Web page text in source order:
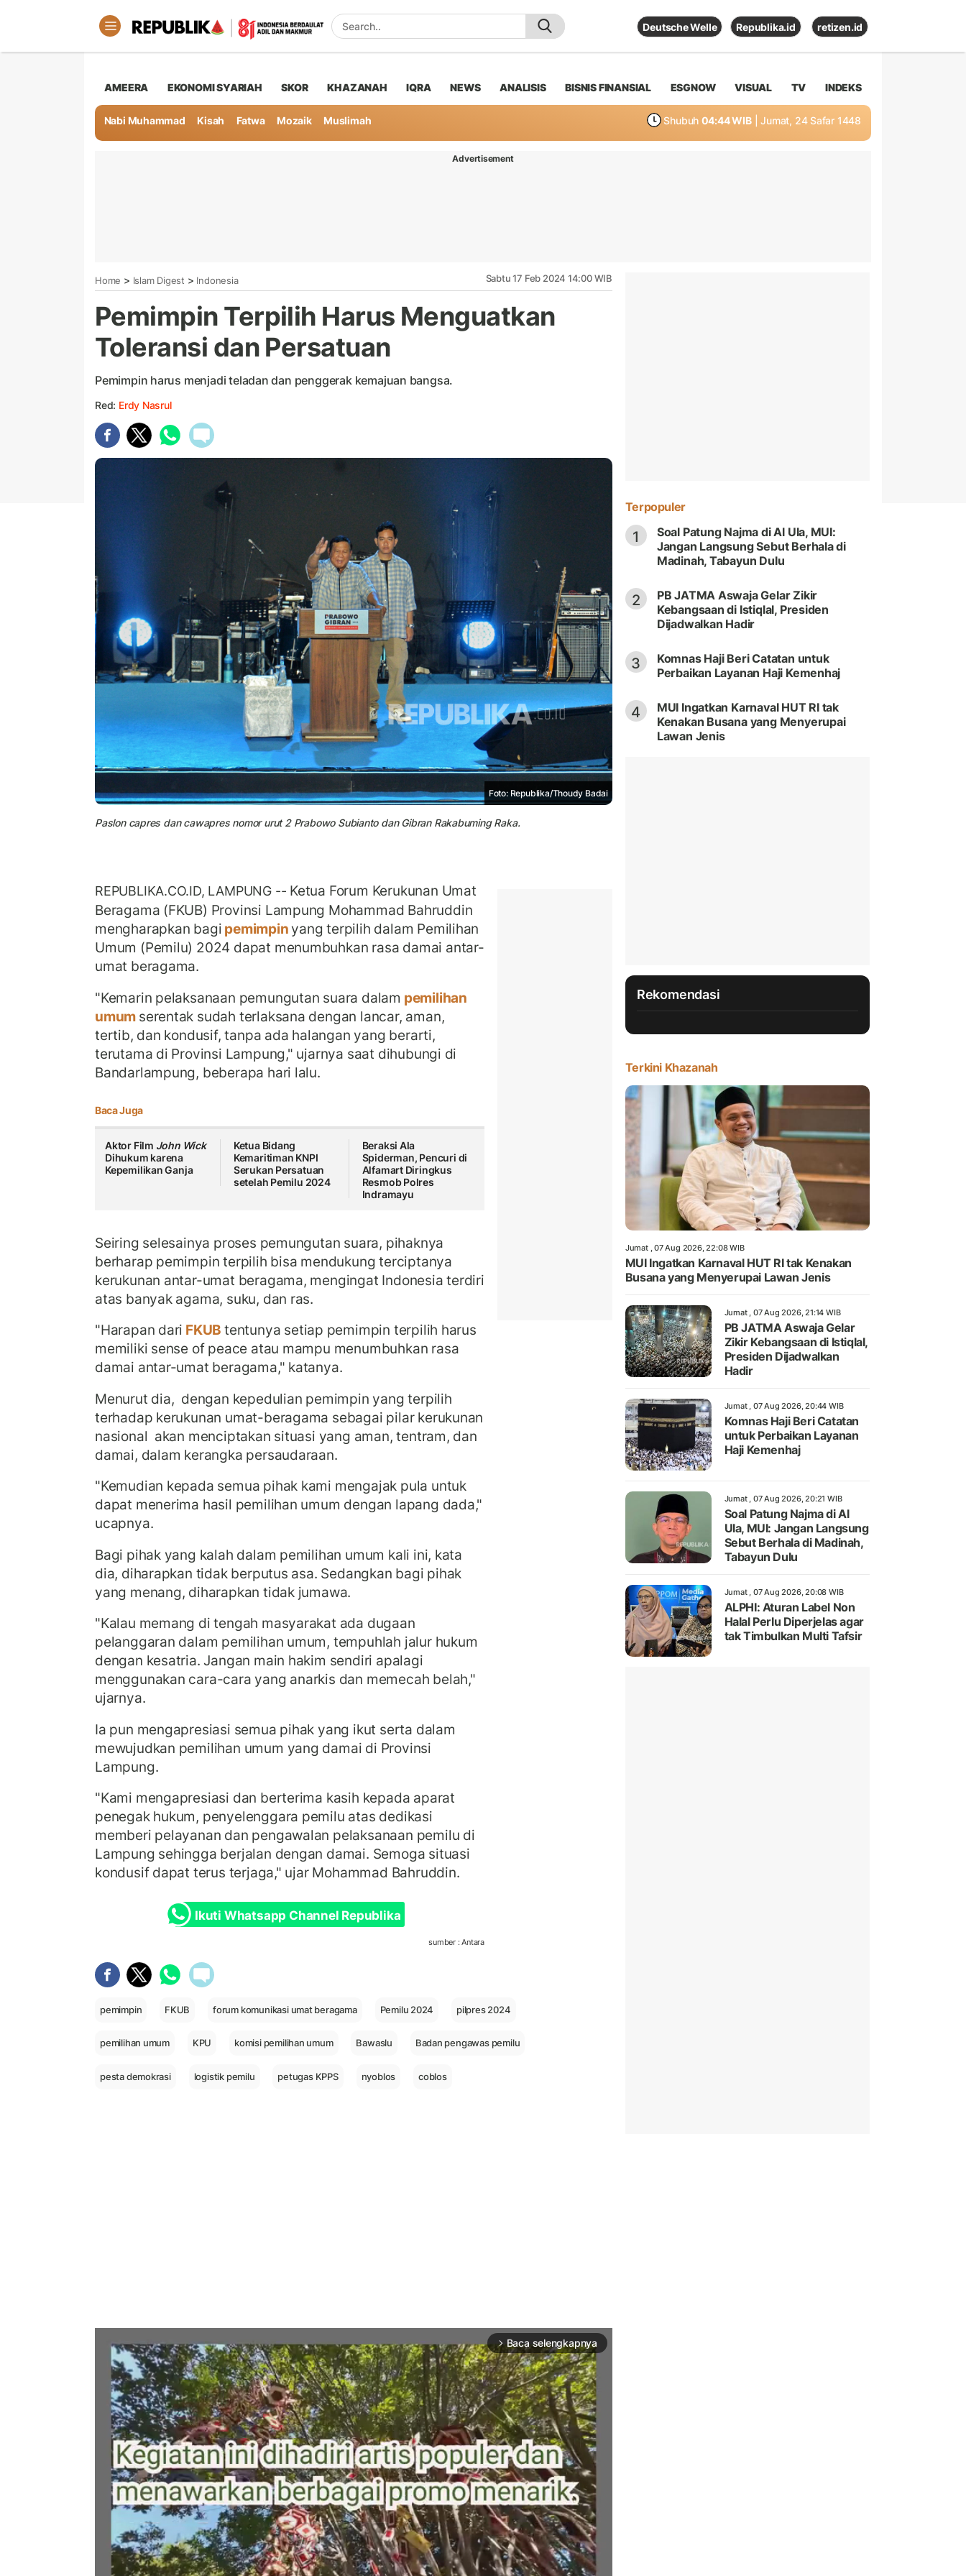
Deutsche Welle Republika.id retizen.id
AMEERA EKONOMI SYARIAH SKOR KHAZANAH IQRA NEWS ANALISIS BISNIS FINANSIAL ESGNOW VISUAL TV INDEKS
Nabi Muhammad Kisah Fatwa Mozaik Muslimah Shubuh 04:44 WIB | Jumat, 24 Safar 1448
Advertisement
Home > Islam Digest > Indonesia Sabtu 17 Feb 2024 14:00 WIB
Pemimpin Terpilih Harus Menguatkan
Toleransi dan Persatuan
Pemimpin harus menjadi teladan dan penggerak kemajuan bangsa.
Red: Erdy Nasrul
Foto: Republika/Thoudy Badai
Paslon capres dan cawapres nomor urut 2 Prabowo Subianto dan Gibran Rakabuming Raka.
REPUBLIKA.CO.ID, LAMPUNG -- Ketua Forum Kerukunan Umat
Beragama (FKUB) Provinsi Lampung Mohammad Bahruddin
mengharapkan bagi pemimpin yang terpilih dalam Pemilihan
Umum (Pemilu) 2024 dapat menumbuhkan rasa damai antar-
umat beragama.
"Kemarin pelaksanaan pemungutan suara dalam pemilihan
umum serentak sudah terlaksana dengan lancar, aman,
tertib, dan kondusif, tanpa ada halangan yang berarti,
terutama di Provinsi Lampung," ujarnya saat dihubungi di
Bandarlampung, beberapa hari lalu.
Baca Juga
Aktor Film John Wick
Dihukum karena
Kepemilikan Ganja
Ketua Bidang
Kemaritiman KNPI
Serukan Persatuan
setelah Pemilu 2024
Beraksi Ala
Spiderman, Pencuri di
Alfamart Diringkus
Resmob Polres
Indramayu
Seiring selesainya proses pemungutan suara, pihaknya
berharap pemimpin terpilih bisa mendukung terciptanya
kerukunan antar-umat beragama, mengingat Indonesia terdiri
atas banyak agama, suku, dan ras.
"Harapan dari FKUBtentunya setiap pemimpin terpilih harus
memiliki sense of peace atau mampu menumbuhkan rasa
damai antar-umat beragama," katanya.
Menurut dia, dengan kepedulian pemimpin yang terpilih
terhadap kerukunan umat-beragama sebagai pilar kerukunan
nasional akan menciptakan situasi yang aman, tentram, dan
damai, dalam kerangka persaudaraan.
"Kemudian kepada semua pihak kami mengajak pula untuk
dapat menerima hasil pemilihan umum dengan lapang dada,"
ucapnya.
Bagi pihak yang kalah dalam pemilihan umum kali ini, kata
dia, diharapkan tidak berputus asa. Sedangkan bagi pihak
yang menang, diharapkan tidak jumawa.
"Kalau memang di tengah masyarakat ada dugaan
pelanggaran dalam pemilihan umum, tempuhlah jalur hukum
dengan kesatria. Jangan main hakim sendiri apalagi
menggunakan cara-cara yang anarkis dan memecah belah,"
ujarnya.
Ia pun mengapresiasi semua pihak yang ikut serta dalam
mewujudkan pemilihan umum yang damai di Provinsi
Lampung.
"Kami mengapresiasi dan berterima kasih kepada aparat
penegak hukum, penyelenggara pemilu atas dedikasi
memberi pelayanan dan pengawalan pelaksanaan pemilu di
Lampung sehingga berjalan dengan damai. Semoga situasi
kondusif dapat terus terjaga," ujar Mohammad Bahruddin.
Ikuti Whatsapp Channel Republika
sumber : Antara
pemimpin FKUB forum komunikasi umat beragama Pemilu 2024 pilpres 2024
pemilihan umum KPU komisi pemilihan umum Bawaslu Badan pengawas pemilu
pesta demokrasi logistik pemilu petugas KPPS nyoblos coblos
arrow_forward_ios Baca selengkapnya
Terpopuler
1
Soal Patung Najma di Al Ula, MUI:
Jangan Langsung Sebut Berhala di
Madinah, Tabayun Dulu
2
PB JATMA Aswaja Gelar Zikir
Kebangsaan di Istiqlal, Presiden
Dijadwalkan Hadir
3
Komnas Haji Beri Catatan untuk
Perbaikan Layanan Haji Kemenhaj
4
MUI Ingatkan Karnaval HUT RI tak
Kenakan Busana yang Menyerupai
Lawan Jenis
Rekomendasi
Terkini Khazanah
Jumat , 07 Aug 2026, 22:08 WIB
MUI Ingatkan Karnaval HUT RI tak Kenakan
Busana yang Menyerupai Lawan Jenis
Jumat , 07 Aug 2026, 21:14 WIB
PB JATMA Aswaja Gelar
Zikir Kebangsaan di Istiqlal,
Presiden Dijadwalkan
Hadir
Jumat , 07 Aug 2026, 20:44 WIB
Komnas Haji Beri Catatan
untuk Perbaikan Layanan
Haji Kemenhaj
Jumat , 07 Aug 2026, 20:21 WIB
Soal Patung Najma di Al
Ula, MUI: Jangan Langsung
Sebut Berhala di Madinah,
Tabayun Dulu
Jumat , 07 Aug 2026, 20:08 WIB
ALPHI: Aturan Label Non
Halal Perlu Diperjelas agar
tak Timbulkan Multi Tafsir